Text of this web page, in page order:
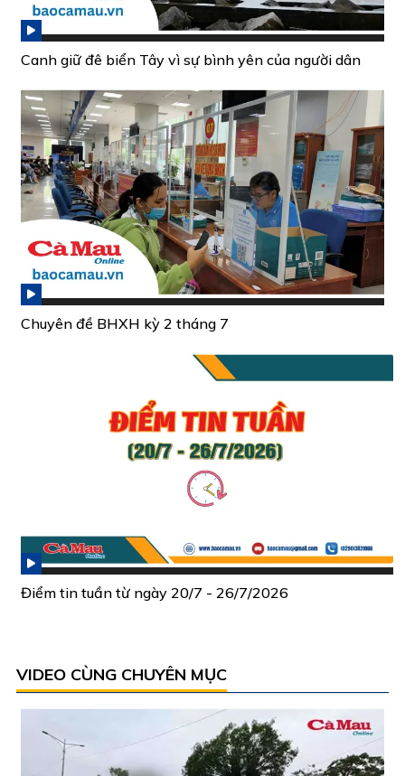
Canh giữ đê biển Tây vì sự bình yên của người dân
Chuyên đề BHXH kỳ 2 tháng 7
Điểm tin tuần từ ngày 20/7 - 26/7/2026
VIDEO CÙNG CHUYÊN MỤC